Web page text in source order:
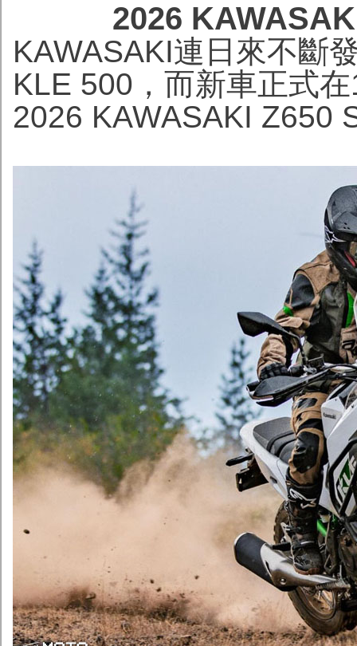
2026
KAWASAKI連日來不斷
KLE 500，而新車正式
2026 KAWASAKI Z650